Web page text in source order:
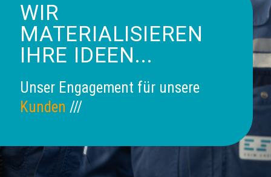
WIR
MATERIALISIEREN
IHRE IDEEN...
Unser Engagement für unsere
Kunden ///